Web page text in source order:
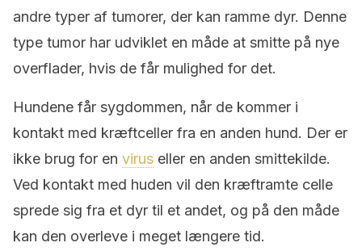
andre typer af tumorer, der kan ramme dyr. Denne
type tumor har udviklet en måde at smitte på nye
overflader, hvis de får mulighed for det.
Hundene får sygdommen, når de kommer i
kontakt med kræftceller fra en anden hund. Der er
ikke brug for en virus eller en anden smittekilde.
Ved kontakt med huden vil den kræftramte celle
sprede sig fra et dyr til et andet, og på den måde
kan den overleve i meget længere tid.